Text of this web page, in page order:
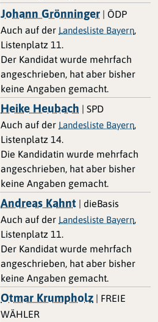
Johann Grönninger | ÖDP
Auch auf der Landesliste Bayern
Listenplatz 11.
Der Kandidat wurde mehrfach
angeschrieben, hat aber bisher
keine Angaben gemacht.
Heike Heubach | SPD
Auch auf der Landesliste Bayern
Listenplatz 14.
Die Kandidatin wurde mehrfach
angeschrieben, hat aber bisher
keine Angaben gemacht.
Andreas Kahnt | dieBasis
Auch auf der Landesliste Bayern
Listenplatz 11.
Der Kandidat wurde mehrfach
angeschrieben, hat aber bisher
keine Angaben gemacht.
Otmar Krumpholz | FREIE
WÄHLER